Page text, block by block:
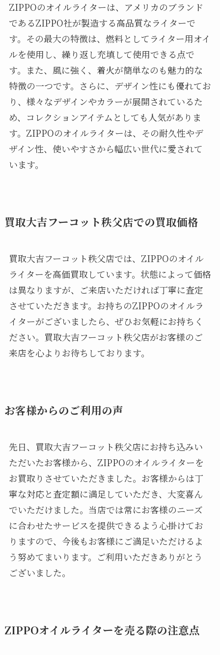
ZIPPOのオイルライターは、アメリカのブランド
であるZIPPO社が製造する高品質なライターで
す。その最大の特徴は、燃料としてライター用オイ
ルを使用し、繰り返し充填して使用できる点で
す。また、風に強く、着火が簡単なのも魅力的な
特徴の一つです。さらに、デザイン性にも優れてお
り、様々なデザインやカラーが展開されているた
め、コレクションアイテムとしても人気がありま
す。ZIPPOのオイルライターは、その耐久性やデ
ザイン性、使いやすさから幅広い世代に愛されて
います。
買取大吉フーコット秩父店での買取価格
買取大吉フーコット秩父店では、ZIPPOのオイル
ライターを高価買取しています。状態によって価格
は異なりますが、ご来店いただければ丁寧に査定
させていただきます。お持ちのZIPPOのオイルラ
イターがございましたら、ぜひお気軽にお持ちく
ださい。買取大吉フーコット秩父店がお客様のご
来店を心よりお待ちしております。
お客様からのご利用の声
先日、買取大吉フーコット秩父店にお持ち込みい
ただいたお客様から、ZIPPOのオイルライターを
お買取りさせていただきました。お客様からは丁
寧な対応と査定額に満足していただき、大変喜ん
でいただけました。当店では常にお客様のニーズ
に合わせたサービスを提供できるよう心掛けてお
りますので、今後もお客様にご満足いただけるよ
う努めてまいります。ご利用いただきありがとう
ございました。
ZIPPOオイルライターを売る際の注意点